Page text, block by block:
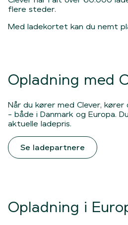
flere steder.
Med ladekortet kan du nemt
Opladning med
Når du kører med Clever,
- både i Danmark og Europa.
aktuelle ladepris.
Se ladepartnere
Opladning i